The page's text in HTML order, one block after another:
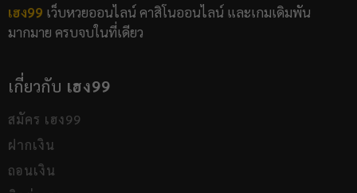
เฮง99 เว็บหวยออนไลน์ คาสิโนออนไลน์ และเกมเดิมพัน
มากมาย ครบจบในที่เดียว
เกี่ยวกับ เฮง99
สมัคร เฮง99
ฝากเงิน
ถอนเงิน